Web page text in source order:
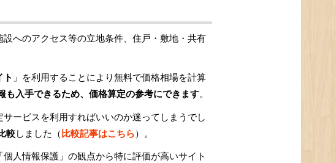
へのアクセス等の立地条件、住戸・敷地・共有
」を利用することにより無料で価格相場を計算
入手できるため、価格算定の参考にできます。
ービスを利用すればいいのか迷ってしまうでし
較しました（比較記事はこちら）。
人情報保護」の観点から特に評価が高いサイト